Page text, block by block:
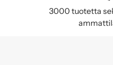
3000 tuotetta